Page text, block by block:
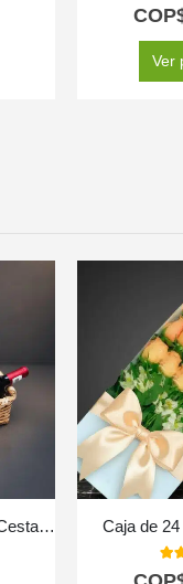
Ver
CajaANGELO: Elegante Cesta con Rosas Rojas, Vino y Chocolates 🍷 Caja de
5.00